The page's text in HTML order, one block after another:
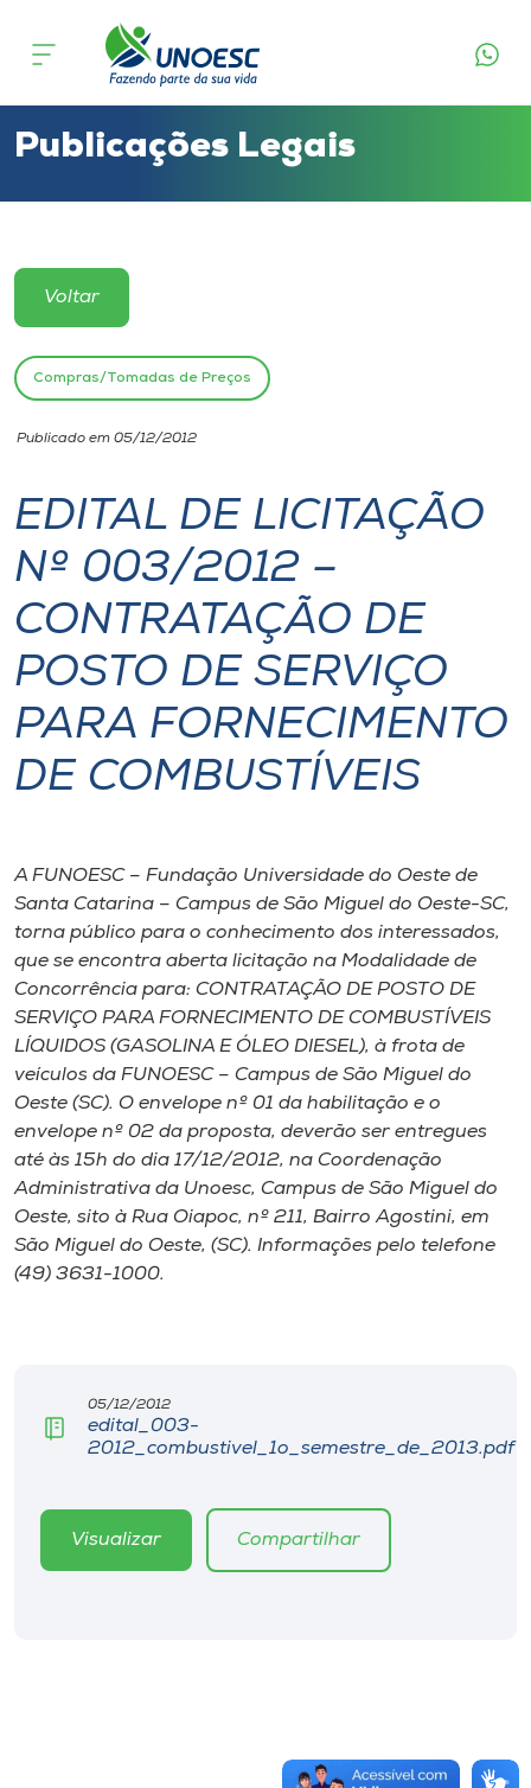
Cursos
Atendimento ao Estudante
Portal de Ensino
Unoesc
Internacionalização
I.nova
Diplomados
Cultura
CPA
Biblioteca
Editora
Rádio
Museu
Unoesc
Store
Publicações Legais
Voltar
Compras/Tomadas de Preços
Publicado em 05/12/2012
EDITAL DE LICITAÇÃO
Nº 003/2012 –
CONTRATAÇÃO DE
POSTO DE SERVIÇO
PARA FORNECIMENTO
DE COMBUSTÍVEIS
A FUNOESC – Fundação Universidade do Oeste de
Santa Catarina – Campus de São Miguel do Oeste-SC,
torna público para o conhecimento dos interessados,
que se encontra aberta licitação na Modalidade de
Concorrência para: CONTRATAÇÃO DE POSTO DE
SERVIÇO PARA FORNECIMENTO DE COMBUSTÍVEIS
LÍQUIDOS (GASOLINA E ÓLEO DIESEL), à frota de
veículos da FUNOESC – Campus de São Miguel do
Oeste (SC). O envelope nº 01 da habilitação e o
envelope nº 02 da proposta, deverão ser entregues
até às 15h do dia 17/12/2012, na Coordenação
Administrativa da Unoesc, Campus de São Miguel do
Oeste, sito à Rua Oiapoc, nº 211, Bairro Agostini, em
São Miguel do Oeste, (SC). Informações pelo telefone
(49) 3631-1000.
05/12/2012
edital_003-
2012_combustivel_1o_semestre_de_2013.pdf
Visualizar Compartilhar